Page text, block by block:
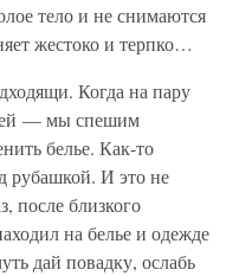
тело и не снимаются
жестоко и терпко…
Когда на пару
— мы спешим
белье. Как-то
рубашкой. И это не
после близкого
на белье и одежде
дай повадку, ослабь